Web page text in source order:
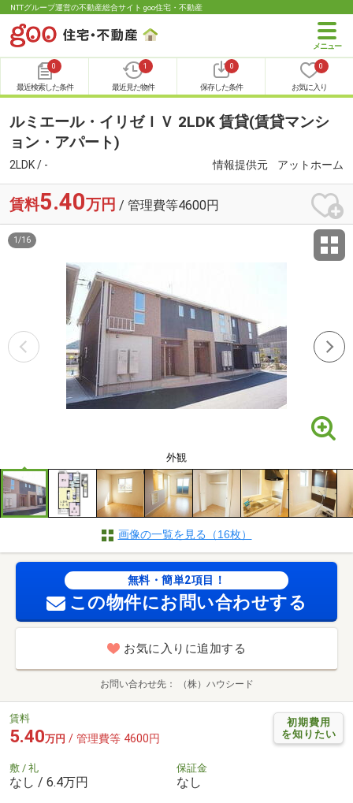
NTTグループ運営の不動産総合サイト goo住宅・不動産
0
最近検索した条件
1
最近見た物件
0
保存した条件
0
お気に入り
ルミエール・イリゼＩＶ 2LDK 賃貸(賃貸マンシ
ョン・アパート)
2LDK / - 情報提供元 アットホーム
賃料5.40万円 / 管理費等4600円
外観
1 /16
画像の一覧を見る（16枚）
無料・簡単2項目！
この物件にお問い合わせする
お気に入りに追加する
お問い合わせ先 （株）ハウシード
初期費用
を知りたい
賃料
5.40万円 / 管理費等 4600円
敷 / 礼
なし / 6.4万円
保証金
なし